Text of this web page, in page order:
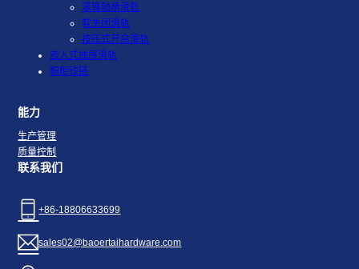
滚珠轴承滑轨
软关闭滑轨
按压式开启滑轨
嵌入式抽屉滑轨
橱柜铰链
能力
生产管理
质量控制
联系我们
+86-18806633699
sales02@baoertaihardware.com